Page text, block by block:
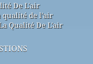
De L'air
qualité de l'air
Qualité De L'air